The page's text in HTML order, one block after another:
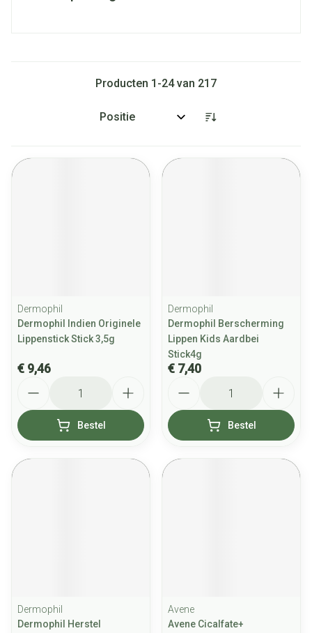
Producten 1 -24van 217
Sorteer op:
Dermophil
Dermophil Indien Originele
Lippenstick Stick 3,5g
€ 9,46
Bestel
Dermophil
Dermophil Berscherming
Lippen Kids Aardbei
Stick4g
€ 7,40
Bestel
Dermophil
Dermophil Herstel
Avene
Avene Cicalfate+